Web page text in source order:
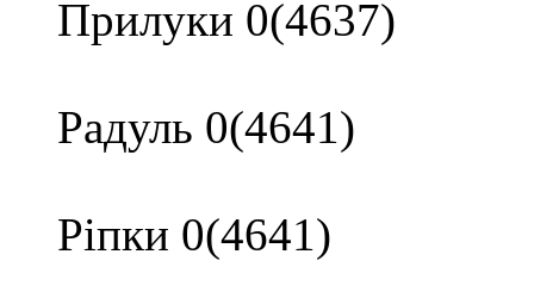
Прилуки 0(4637)
Радуль 0(4641)
Ріпки 0(4641)